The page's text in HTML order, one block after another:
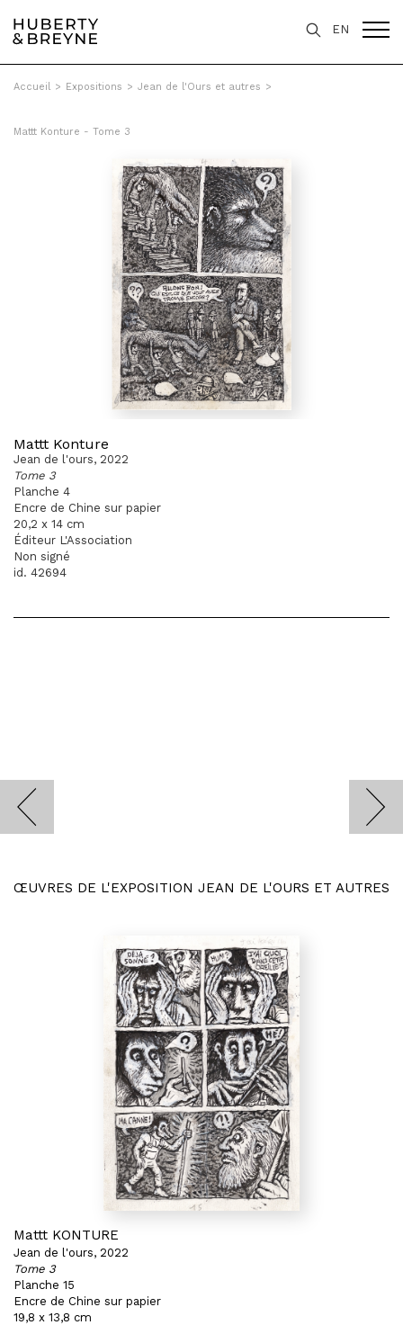
EN
Accueil > Expositions > Jean de l'Ours et autres >
Mattt Konture - Tome 3
Mattt Konture
Jean de l'ours, 2022
Tome 3
Planche 4
Encre de Chine sur papier
20,2 x 14 cm
Éditeur L'Association
Non signé
id. 42694
ŒUVRES DE L'EXPOSITION JEAN DE L'OURS ET AUTRES
Mattt KONTURE
Jean de l'ours, 2022
Tome 3
Planche 15
Encre de Chine sur papier
19,8 x 13,8 cm